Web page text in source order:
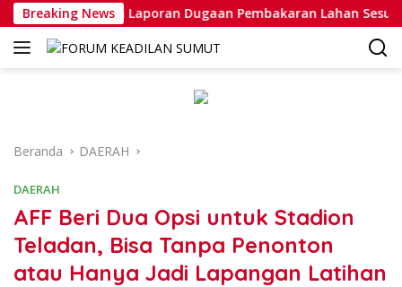
Langsung
ke
konten
Breaking News
Penanganan Laporan Dugaan Pembakaran Lahan Sesuai
Beranda DAERAH
DAERAH
AFF Beri Dua Opsi untuk Stadion
Teladan, Bisa Tanpa Penonton
atau Hanya Jadi Lapangan Latihan